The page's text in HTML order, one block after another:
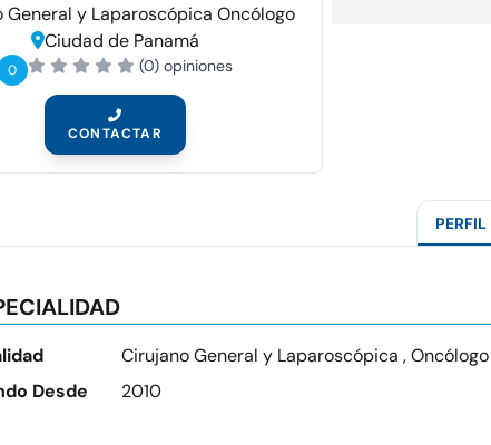
General y Laparoscópica Oncólogo
Ciudad de Panamá
0 (0) opiniones
CONTACTAR
PERFIL
Cirujano General y Laparoscópica , Oncólogo
Desde
2010